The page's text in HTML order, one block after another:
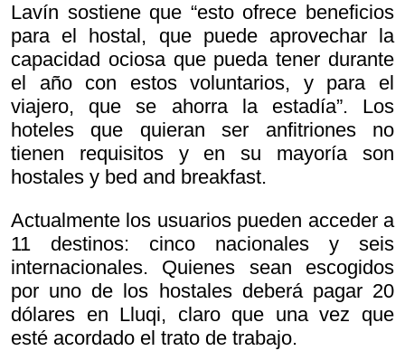
Lavín sostiene que “esto ofrece beneficios
para el hostal, que puede aprovechar la
capacidad ociosa que pueda tener durante
el año con estos voluntarios, y para el
viajero, que se ahorra la estadía”. Los
hoteles que quieran ser anfitriones no
tienen requisitos y en su mayoría son
hostales y bed and breakfast.
Actualmente los usuarios pueden acceder a
11 destinos: cinco nacionales y seis
internacionales. Quienes sean escogidos
por uno de los hostales deberá pagar 20
dólares en Lluqi, claro que una vez que
esté acordado el trato de trabajo.